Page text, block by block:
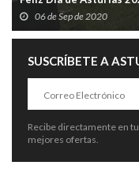
06 de Sep de 2020
SUSCRÍBETE A
Recibe directamente en
mejores ofertas.